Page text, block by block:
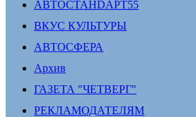
АВТОСТАНDАРТ55
ВКУС КУЛЬТУРЫ
АВТОСФЕРА
Архив
ГАЗЕТА "ЧЕТВЕРГ"
РЕКЛАМОДАТЕЛЯМ